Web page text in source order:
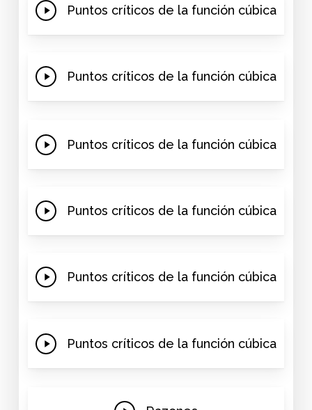
Play
Puntos críticos de la función cúbica
Play
Puntos críticos de la función cúbica
Play
Puntos críticos de la función cúbica
Play
Puntos críticos de la función cúbica
Play
Puntos críticos de la función cúbica
Play
Puntos críticos de la función cúbica